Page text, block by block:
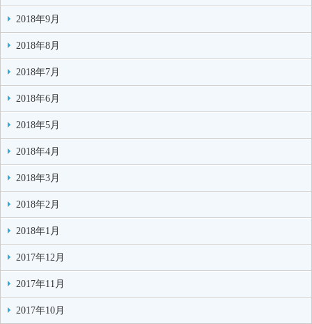
2018年9月
2018年8月
2018年7月
2018年6月
2018年5月
2018年4月
2018年3月
2018年2月
2018年1月
2017年12月
2017年11月
2017年10月